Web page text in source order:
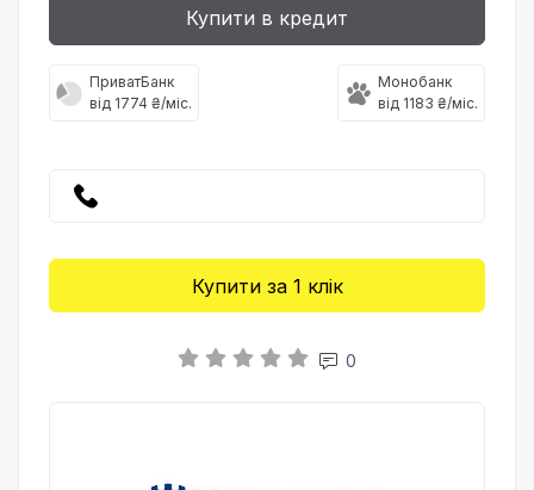
Купити в кредит
ПриватБанк
від 1774 ₴/міс.
Монобанк
від 1183 ₴/міс.
Купити за 1 клiк
0